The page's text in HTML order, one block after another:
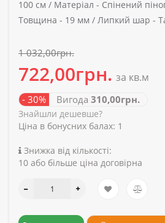
100 см / Матеріал - Спінений
Товщина - 19 мм / Липкий шар -
1 032,00грн.
722,00грн. за кв.м
- 30% Вигода 310,00грн.
Знайшли дешевше?
Ціна в бонусних балах: 1
Знижка від кількості:
10 або більше ціна договірна